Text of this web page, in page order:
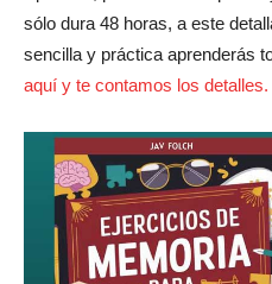
sólo dura 48 horas, a este
sencilla y práctica aprenderás
aquí y te contamos los detalles.